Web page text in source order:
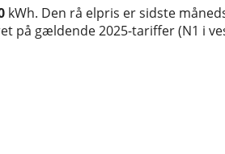
kWh. Den rå elpris er sidste
på gældende 2025-tariffer (N1 i